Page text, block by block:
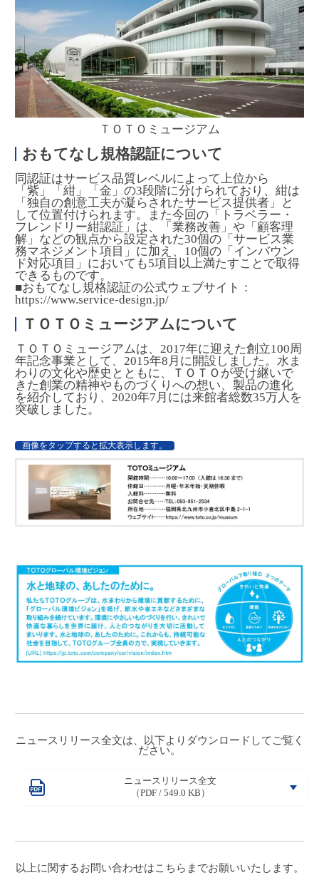
ＴＯＴＯミュージアム
おもてなし規格認証について
同認証はサービス品質レベルによって上位から
「紫」「紺」「金」の3段階に分けられており、紺は
「独自の創意工夫が凝らされたサービス提供者」と
して位置付けられます。また今回の「トラベラー・
フレンドリー紺認証」は、「業務改善」や「顧客理
解」などの観点から設定された30個の「サービス業
務マネジメント項目」に加え、10個の「インバウン
ド対応項目」においても5項目以上満たすことで取得
できるものです。
■おもてなし規格認証の公式ウェブサイト：
https://www.service-design.jp/
ＴＯＴＯミュージアムについて
ＴＯＴＯミュージアムは、2017年に迎えた創立100周
年記念事業として、2015年8月に開設しました。水ま
わりの文化や歴史とともに、ＴＯＴＯが受け継いで
きた創業の精神やものづくりへの想い、製品の進化
を紹介しており、2020年7月には来館者総数35万人を
突破しました。
画像をタップすると拡大表示します。
ニュースリリース全文は、以下よりダウンロードしてご覧く
ださい。
ニュースリリース全文
（PDF / 549.0 KB）
以上に関するお問い合わせはこちら までお願いいたします。